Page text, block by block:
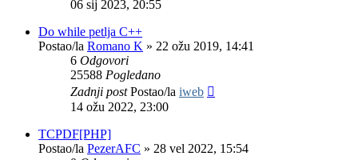
06 sij 2023, 20:55
Do while petlja C++
Postao/la Romano K » 22 ožu 2019, 14:41
6 Odgovori
25588 Pogledano
Zadnji postPostao/la iweb
14 ožu 2022, 23:00
TCPDF[PHP]
Postao/la PezerAFC » 28 vel 2022, 15:54